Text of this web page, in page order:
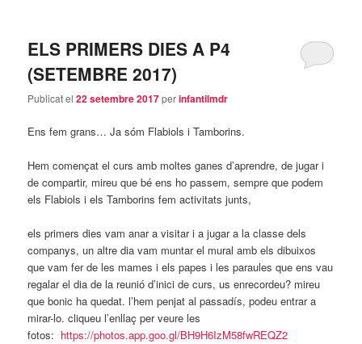
ELS PRIMERS DIES A P4
(SETEMBRE 2017)
Publicat el22 setembre 2017perinfantilmdr
Ens fem grans… Ja sóm Flabiols i Tamborins.
Hem començat el curs amb moltes ganes d’aprendre, de jugar i
de compartir, mireu que bé ens ho passem, sempre que podem
els Flabiols i els Tamborins fem activitats junts,
els primers dies vam anar a visitar i a jugar a la classe dels
companys, un altre dia vam muntar el mural amb els dibuixos
que vam fer de les mames i els papes i les paraules que ens vau
regalar el dia de la reunió d’inici de curs, us enrecordeu? mireu
que bonic ha quedat. l’hem penjat al passadís, podeu entrar a
mirar-lo. cliqueu l’enllaç per veure les
fotos: https://photos.app.goo.gl/BH9H6IzM58fwREQZ2